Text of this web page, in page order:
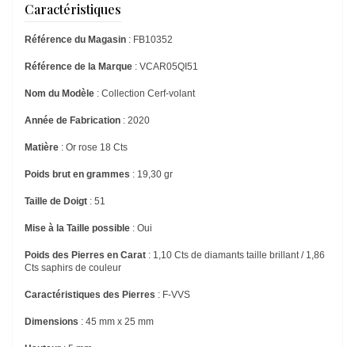
Caractéristiques
Référence du Magasin : FB10352
Référence de la Marque : VCAR05QI51
Nom du Modèle : Collection Cerf-volant
Année de Fabrication : 2020
Matière : Or rose 18 Cts
Poids brut en grammes : 19,30 gr
Taille de Doigt : 51
Mise à la Taille possible : Oui
Poids des Pierres en Carat : 1,10 Cts de diamants taille brillant / 1,86
Cts saphirs de couleur
Caractéristiques des Pierres : F-VVS
Dimensions : 45 mm x 25 mm